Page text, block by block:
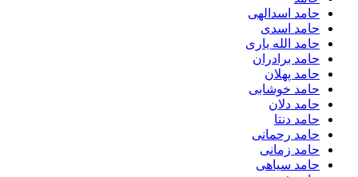
حامد اسدالهی
حامد اسدی
حامد الله یاری
حامد برادران
حامد پهلان
حامد خوشابی
حامد دلان
حامد دنتا
حامد رحمانی
حامد زمانی
حامد سیاهی